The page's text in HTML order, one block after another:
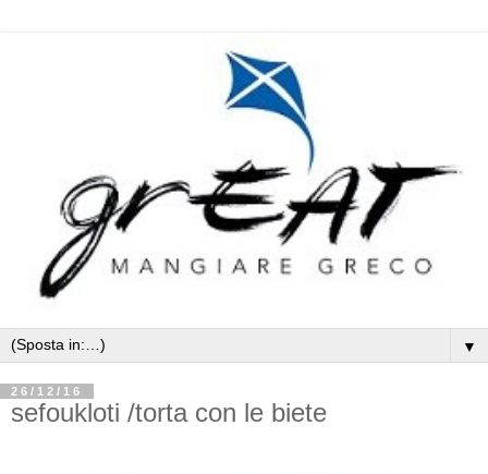
▼
26/12/16
sefoukloti /torta con le biete